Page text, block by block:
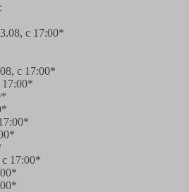
с 17:00*
с 17:00*
17:00*
с 17:00*